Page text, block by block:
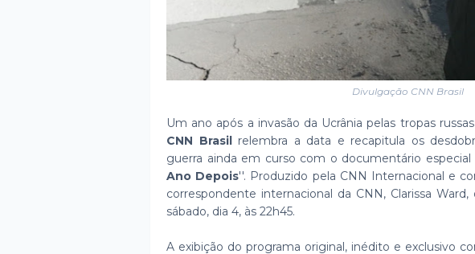
Divulgação CNN Brasil
Um ano após a invasão da Ucrânia pelas tropas
CNN Brasilrelembra a data e recapitula os
guerra ainda em curso com o documentário especial
Ano Depois''. Produzido pela CNN Internacional e
correspondente internacional da CNN, Clarissa
sábado, dia 4, às 22h45.
A exibição do programa original, inédito e exclusivo